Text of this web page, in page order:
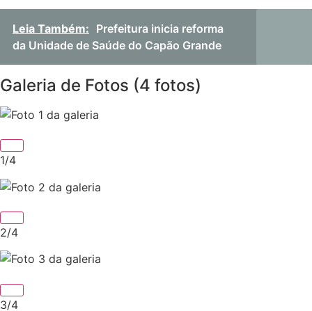
Leia Também: Prefeitura inicia reforma
da Unidade de Saúde do Capão Grande
Galeria de Fotos (4 fotos)
1/4
2/4
3/4